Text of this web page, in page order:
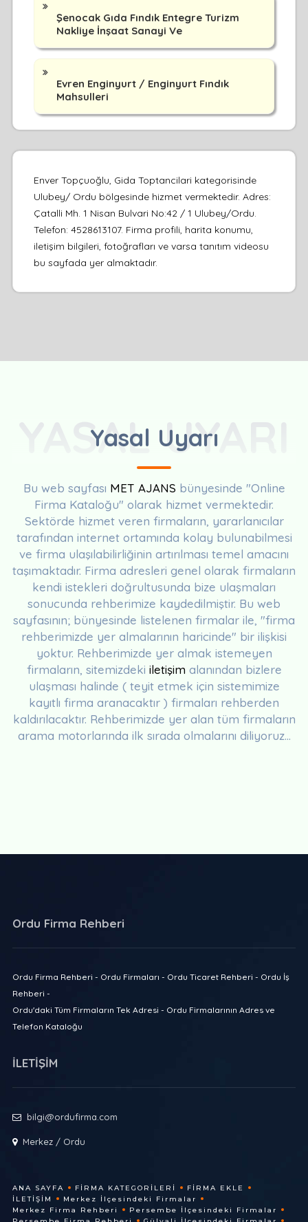
Şenocak Gıda Fındık Entegre Turizm
Nakliye İnşaat Sanayi Ve
Evren Enginyurt / Enginyurt Fındık
Mahsulleri
Enver Topçuoğlu, Gida Toptancilari kategorisinde
Ulubey/ Ordu bölgesinde hizmet vermektedir. Adres:
Çatalli Mh. 1 Nisan Bulvari No:42 / 1 Ulubey/Ordu.
Telefon: 4528613107. Firma profili, harita konumu,
iletişim bilgileri, fotoğrafları ve varsa tanıtım videosu
bu sayfada yer almaktadır.
Yasal Uyarı
YASAL UYARI
Bu web sayfası MET AJANS bünyesinde "Online
Firma Kataloğu" olarak hizmet vermektedir.
Sektörde hizmet veren firmaların, yararlanıcılar
tarafından internet ortamında kolay bulunabilmesi
ve firma ulaşılabilirliğinin artırılması temel amacını
taşımaktadır. Firma adresleri genel olarak firmaların
kendi istekleri doğrultusunda bize ulaşmaları
sonucunda rehberimize kaydedilmiştir. Bu web
sayfasının; bünyesinde listelenen firmalar ile, "firma
rehberimizde yer almalarının haricinde" bir ilişkisi
yoktur. Rehberimizde yer almak istemeyen
firmaların, sitemizdeki iletişim alanından bizlere
ulaşması halinde ( teyit etmek için sistemimize
kayıtlı firma aranacaktır ) firmaları rehberden
kaldırılacaktır. Rehberimizde yer alan tüm firmaların
arama motorlarında ilk sırada olmalarını diliyoruz...
Ordu Firma Rehberi
Ordu Firma Rehberi - Ordu Firmaları - Ordu Ticaret Rehberi - Ordu İş
Rehberi -
Ordu'daki Tüm Firmaların Tek Adresi - Ordu Firmalarının Adres ve
Telefon Kataloğu
İLETİŞİM
bilgi@ordufirma.com
Merkez / Ordu
ANA SAYFA FIRMA KATEGORILERI
FIRMA EKLE
İLETIŞIM
Merkez İlçesindeki Firmalar
Merkez Firma Rehberi
Persembe İlçesindeki Firmalar